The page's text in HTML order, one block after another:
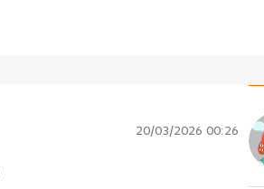
20/03/2026 00:26